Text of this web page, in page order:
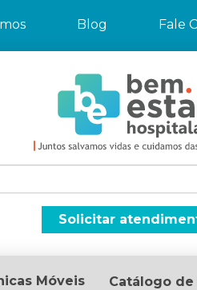
Blog Fale
Solicitar
Móveis Catálogo